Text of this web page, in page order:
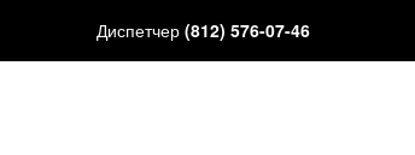
Диспетчер (812) 576-07-46